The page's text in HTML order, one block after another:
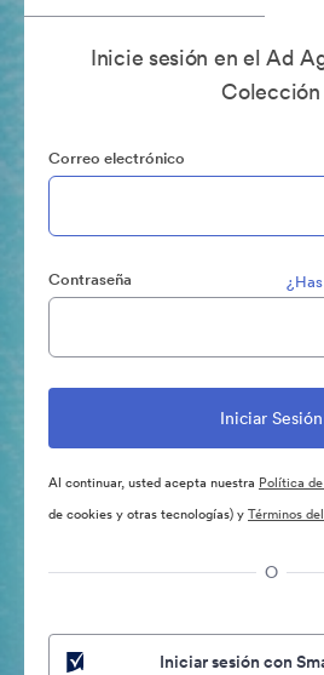
Inicie sesión en el Ad
Colección
Correo electrónico
Contraseña
Al continuar, usted acepta nuestra Política
de cookies y otras tecnologías) yTérminos
O
Iniciar sesión con